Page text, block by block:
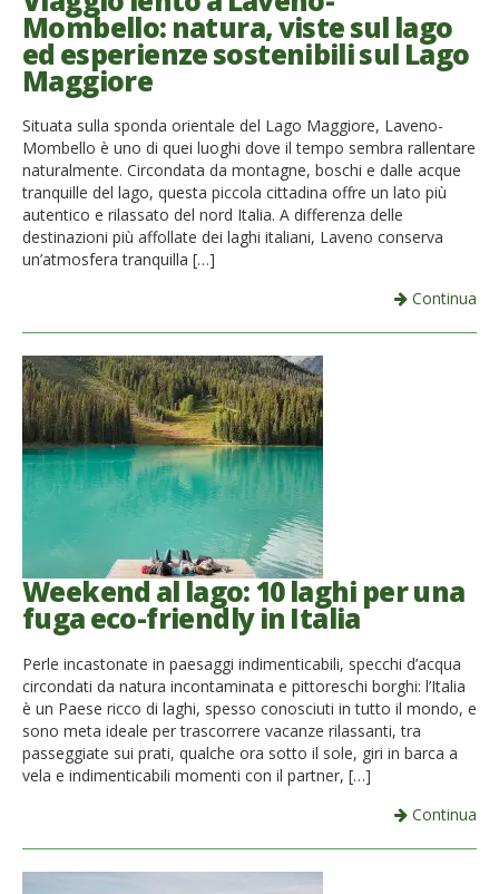
French
Italiano
Mombello: natura, viste sul lago
ed esperienze sostenibili sul Lago
Maggiore
Situata sulla sponda orientale del Lago Maggiore, Laveno-
Mombello è uno di quei luoghi dove il tempo sembra rallentare
naturalmente. Circondata da montagne, boschi e dalle acque
tranquille del lago, questa piccola cittadina offre un lato più
autentico e rilassato del nord Italia. A differenza delle
destinazioni più affollate dei laghi italiani, Laveno conserva
un’atmosfera tranquilla […]
Continua
Weekend al lago: 10 laghi per una
fuga eco-friendly in Italia
Perle incastonate in paesaggi indimenticabili, specchi d’acqua
circondati da natura incontaminata e pittoreschi borghi: l’Italia
è un Paese ricco di laghi, spesso conosciuti in tutto il mondo, e
sono meta ideale per trascorrere vacanze rilassanti, tra
passeggiate sui prati, qualche ora sotto il sole, giri in barca a
vela e indimenticabili momenti con il partner, […]
Continua